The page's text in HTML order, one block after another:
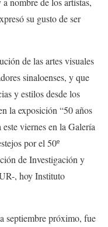
su gusto de ser
de las artes visuales
sinaloenses, yque
y estilos desde los
la exposición “50 años
este viernes en la Galería
porel 50º
de Investigación y
, hoy Instituto
septiembre próximo, fue